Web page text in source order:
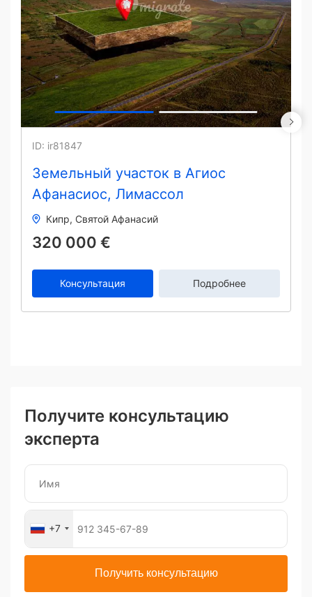
Земельный участок в Агиос
Афанасиос, Лимассол
ID: ir81847
Кипр Святой Афанасий
320 000 €
Консультация Подробнее
Получите консультацию
эксперта
+7
Получить консультацию